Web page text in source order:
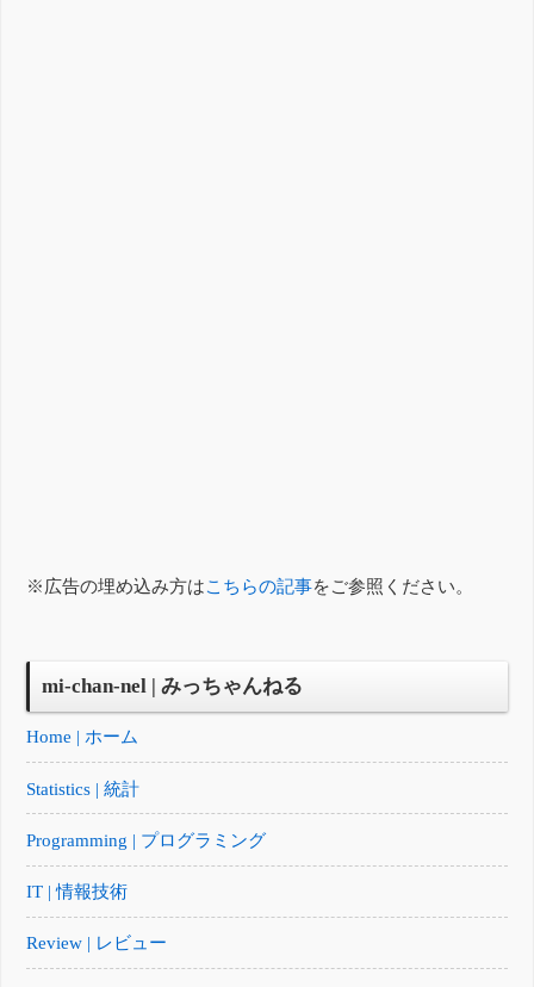
※広告の埋め込み方はこちらの記事をご参照ください。
mi-chan-nel | みっちゃんねる
Home | ホーム
Statistics | 統計
Programming | プログラミング
IT | 情報技術
Review | レビュー